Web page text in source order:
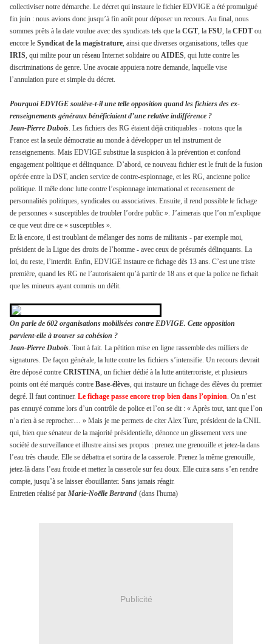
collectiviser notre démarche. Le décret qui instaure le fichier EDVIGE a été promulgué
fin juin : nous avions donc jusqu’à fin août pour déposer un recours. Au final, nous
sommes prêts à la date voulue avec des syndicats tels que la CGT, la FSU, la CFDT ou
encore le Syndicat de la magistrature, ainsi que diverses organisations, telles que
IRIS, qui milite pour un réseau Internet solidaire ou AIDES, qui lutte contre les
discriminations de genre. Une avocate appuiera notre demande, laquelle vise
l’annulation pure et simple du décret.
Pourquoi EDVIGE soulève-t-il une telle opposition quand les fichiers des ex-
renseignements généraux bénéficiaient d’une relative indifférence ?
Jean-Pierre Dubois. Les fichiers des RG étaient déjà critiquables - notons que la
France est la seule démocratie au monde à développer un tel instrument de
renseignements. Mais EDVIGE substitue la suspicion à la prévention et confond
engagement politique et délinquance. D’abord, ce nouveau fichier est le fruit de la fusion
opérée entre la DST, ancien service de contre-espionnage, et les RG, ancienne police
politique. Il mêle donc lutte contre l’espionnage international et recensement de
personnalités politiques, syndicales ou associatives. Ensuite, il rend possible le fichage
de personnes « susceptibles de troubler l’ordre public ». J’aimerais que l’on m’explique
ce que veut dire ce « susceptibles ».
Et là encore, il est troublant de mélanger des noms de militants - par exemple moi,
président de la Ligue des droits de l’homme - avec ceux de présumés délinquants. La
loi, du reste, l’interdit. Enfin, EDVIGE instaure ce fichage dès 13 ans. C’est une triste
première, quand les RG ne l’autorisaient qu’à partir de 18 ans et que la police ne fichait
que les mineurs ayant commis un délit.
On parle de 602 organisations mobilisées contre EDVIGE. Cette opposition
parvient-elle à trouver sa cohésion ?
Jean-Pierre Dubois. Tout à fait. La pétition mise en ligne rassemble des milliers de
signatures. De façon générale, la lutte contre les fichiers s’intensifie. Un recours devrait
être déposé contre CRISTINA, un fichier dédié à la lutte antiterroriste, et plusieurs
points ont été marqués contre Base-élèves, qui instaure un fichage des élèves du premier
degré. Il faut continuer. Le fichage passe encore trop bien dans l’opinion. On n’est
pas ennuyé comme lors d’un contrôle de police et l’on se dit : « Après tout, tant que l’on
n’a rien à se reprocher… » Mais je me permets de citer Alex Turc, président de la CNIL
qui, bien que sénateur de la majorité présidentielle, dénonce un glissement vers une
société de surveillance et illustre ainsi ses propos : prenez une grenouille et jetez-la dans
l’eau très chaude. Elle se débattra et sortira de la casserole. Prenez la même grenouille,
jetez-là dans l’eau froide et mettez la casserole sur feu doux. Elle cuira sans s’en rendre
compte, jusqu’à se laisser ébouillanter. Sans jamais réagir.
Entretien réalisé par Marie-Noëlle Bertrand (dans l'huma)
Publicité